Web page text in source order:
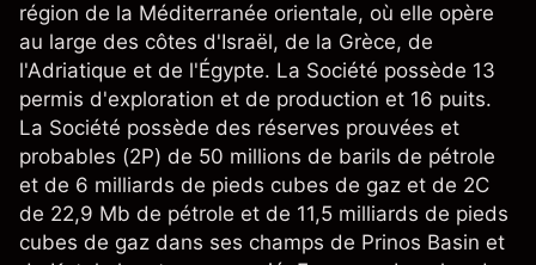
région de la Méditerranée orientale, où elle opère
au large des côtes d'Israël, de la Grèce, de
l'Adriatique et de l'Égypte. La Société possède 13
permis d'exploration et de production et 16 puits.
La Société possède des réserves prouvées et
probables (2P) de 50 millions de barils de pétrole
et de 6 milliards de pieds cubes de gaz et de 2C
de 22,9 Mb de pétrole et de 11,5 milliards de pieds
cubes de gaz dans ses champs de Prinos Basin et